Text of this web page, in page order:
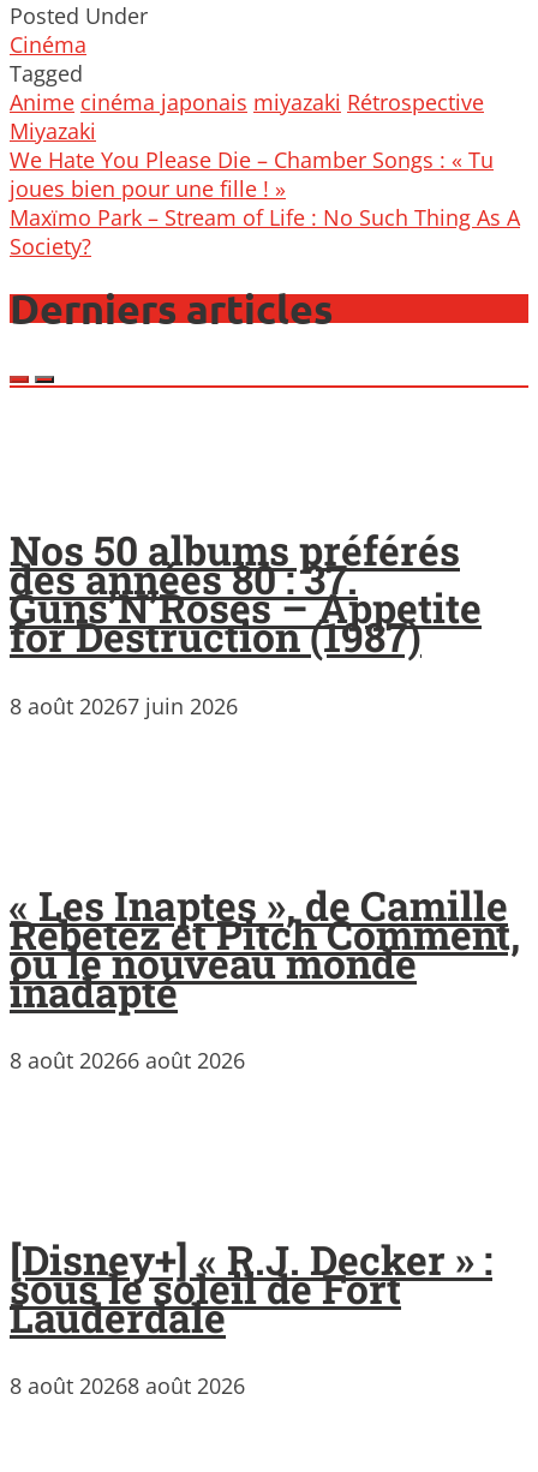
Posted Under
Cinéma
Tagged
Anime cinéma japonais miyazaki Rétrospective
Miyazaki
Post
navigation
We Hate You Please Die – Chamber Songs : « Tu
joues bien pour une fille ! »
Maxïmo Park – Stream of Life : No Such Thing As A
Society?
Derniers articles
Nos 50 albums préférés
des années 80 : 37.
Guns’N’Roses – Appetite
for Destruction (1987)
8 août 20267 juin 2026
« Les Inaptes », de Camille
Rebetez et Pitch Comment,
ou le nouveau monde
inadapté
8 août 20266 août 2026
[Disney+] « R.J. Decker » :
sous le soleil de Fort
Lauderdale
8 août 20268 août 2026